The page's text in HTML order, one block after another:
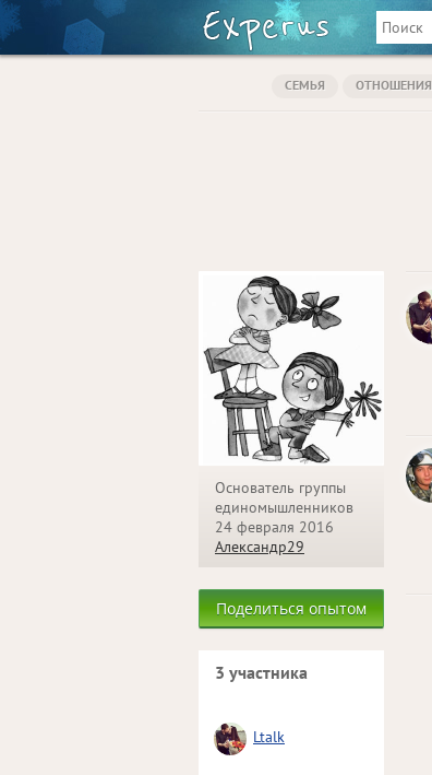
СЕМЬЯ ОТНОШЕНИЯ
Основатель группы
единомышленников
24 февраля 2016
Aлександр29
Поделиться опытом
3 участника
Ltalk